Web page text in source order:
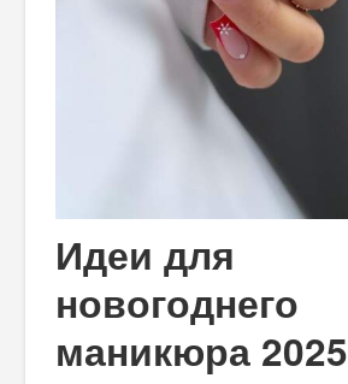
Идеи для
новогоднего
маникюра 2025